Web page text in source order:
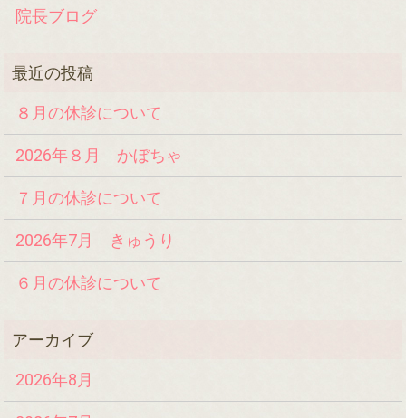
院長ブログ
８月の休診について
2026年８月 かぼちゃ
７月の休診について
2026年7月 きゅうり
６月の休診について
2026年8月